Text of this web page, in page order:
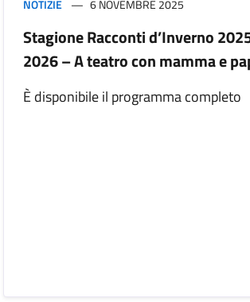
NOTIZIE 6 NOVEMBRE 2025
Stagione Racconti d’Inverno
2026 – A teatro con mamma e
È disponibile il programma completo